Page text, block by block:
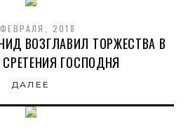
2018
ВОЗГЛАВИЛ ТОРЖЕСТВА В
ГОСПОДНЯ
ДАЛЕЕ